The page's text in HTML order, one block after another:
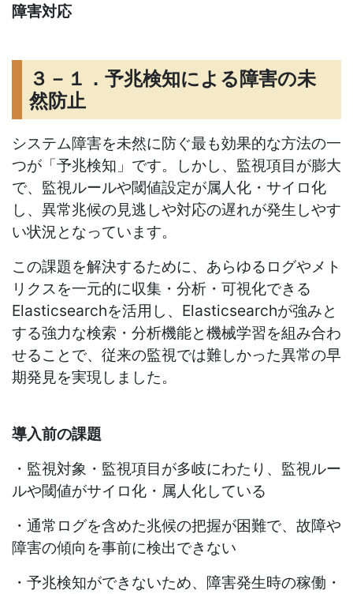
障害対応
３－１．予兆検知による障害の未
然防止
システム障害を未然に防ぐ最も効果的な方法の一
つが「予兆検知」です。しかし、監視項目が膨大
で、監視ルールや閾値設定が属人化・サイロ化
し、異常兆候の見逃しや対応の遅れが発生しやす
い状況となっています。
この課題を解決するために、あらゆるログやメト
リクスを一元的に収集・分析・可視化できる
Elasticsearchを活用し、 Elasticsearchが強みと
する強力な検索・分析機能と機械学習を組み合わ
せることで、従来の監視では難しかった異常の早
期発見を実現しました。
導入前の課題
・監視対象・監視項目が多岐にわたり、監視ルー
ルや閾値がサイロ化・属人化している
・通常ログを含めた兆候の把握が困難で、故障や
障害の傾向を事前に検出できない
・予兆検知ができないため、障害発生時の稼働・